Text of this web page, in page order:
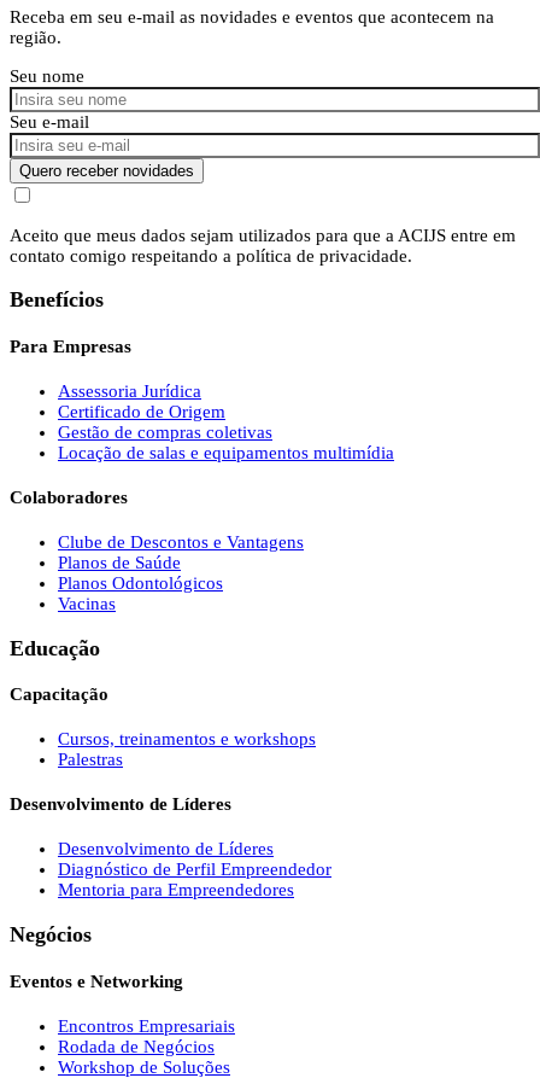
Receba em seu e-mail as novidades e eventos que acontecem na
região.
Seu nome
Seu e-mail
Quero receber novidades
Aceito que meus dados sejam utilizados para que a ACIJS entre em
contato comigo respeitando a política de privacidade.
Benefícios
Para Empresas
Assessoria Jurídica
Certificado de Origem
Gestão de compras coletivas
Locação de salas e equipamentos multimídia
Colaboradores
Clube de Descontos e Vantagens
Planos de Saúde
Planos Odontológicos
Vacinas
Educação
Capacitação
Cursos, treinamentos e workshops
Palestras
Desenvolvimento de Líderes
Desenvolvimento de Líderes
Diagnóstico de Perfil Empreendedor
Mentoria para Empreendedores
Negócios
Eventos e Networking
Encontros Empresariais
Rodada de Negócios
Workshop de Soluções